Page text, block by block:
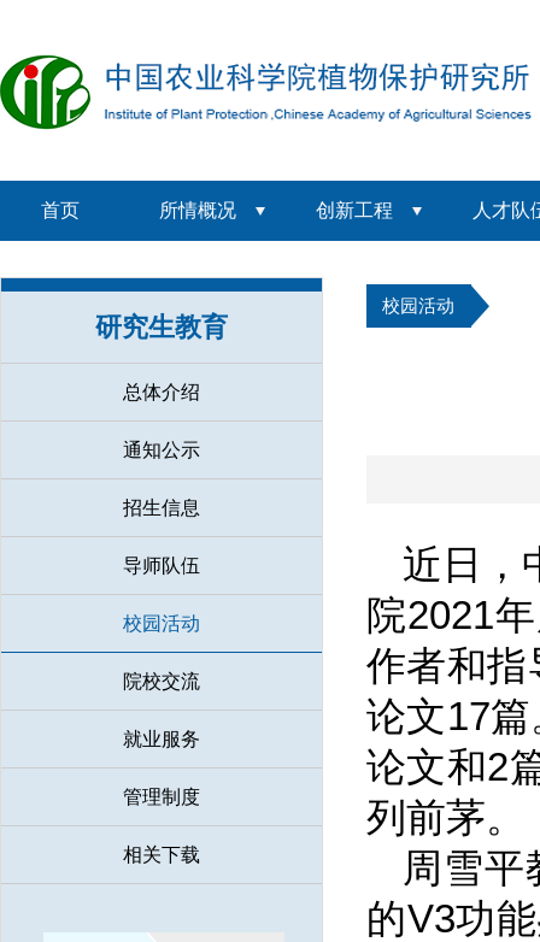
首页 所情概况 创新工程 人才队
研究生教育
总体介绍
通知公示
招生信息
导师队伍
校园活动
院校交流
就业服务
管理制度
相关下载
校园活动
近日，
院2021
作者和指
论文17
论文和2
列前茅。
周雪平
的V3功